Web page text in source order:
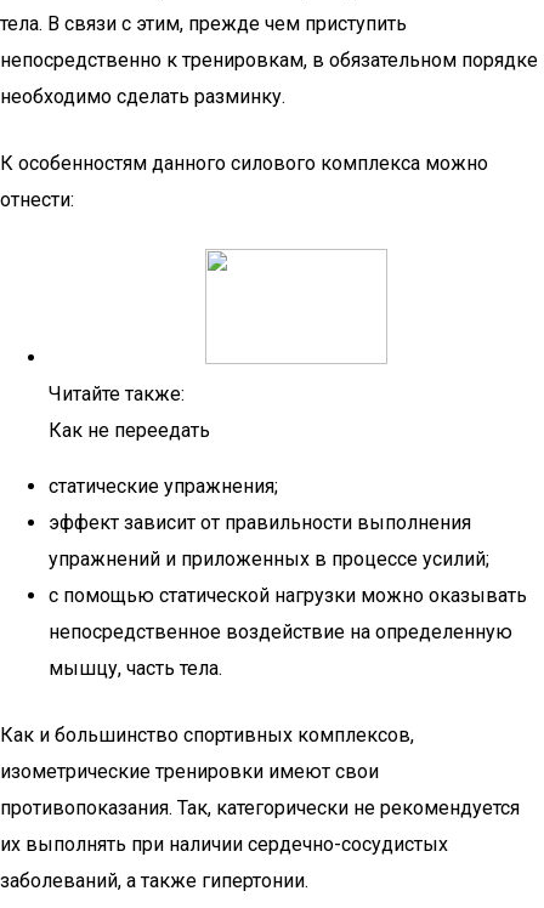
тела. В связи с этим, прежде чем приступить
непосредственно к тренировкам, в обязательном порядке
необходимо сделать разминку.
К особенностям данного силового комплекса можно
отнести:
Читайте также:
Как не переедать
статические упражнения;
эффект зависит от правильности выполнения
упражнений и приложенных в процессе усилий;
с помощью статической нагрузки можно оказывать
непосредственное воздействие на определенную
мышцу, часть тела.
Как и большинство спортивных комплексов,
изометрические тренировки имеют свои
противопоказания. Так, категорически не рекомендуется
их выполнять при наличии сердечно-сосудистых
заболеваний, а также гипертонии.